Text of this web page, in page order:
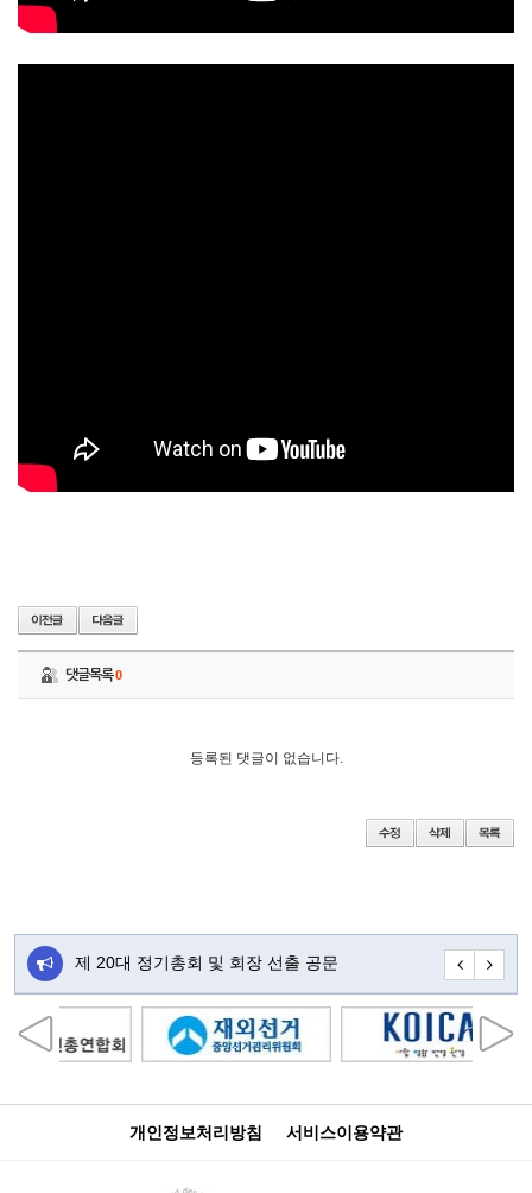
댓글목록0
등록된 댓글이 없습니다.
제 20대 정기총회 및 회장 선출 공문 초대합니
개인정보처리방침 서비스이용약관